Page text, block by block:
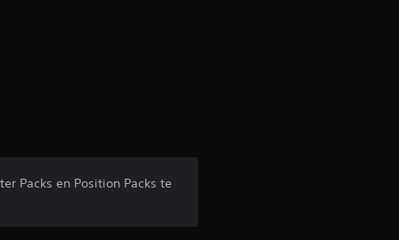
Packs en Position Packs te